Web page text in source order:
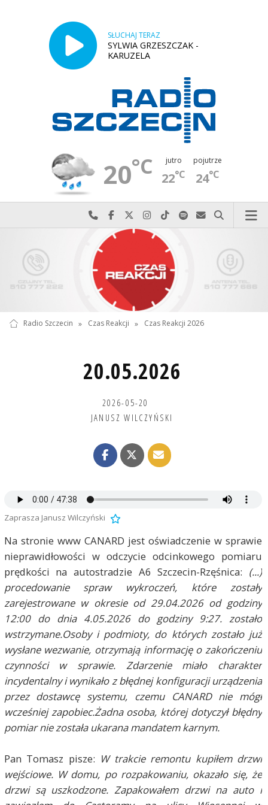
SŁUCHAJ TERAZ
SYLWIA GRZESZCZAK -
KARUZELA
20°C jutro
22°C
pojutrze
24°C
Najlepiej po prostu do nas zadzwoń
Odwiedź nas na Facebook-u
Odwiedź nas na X
Odwiedź nas na Instagram-ie
Odwiedź nas na TikTok-u
Szukaj nas na Spotify
Wyślij do nas
Szukaj
Radio Szczecin » Czas Reakcji » Czas Reakcji 2026
20.05.2026
2026-05-20
JANUSZ WILCZYŃSKI
Zaprasza Janusz Wilczyński
Na stronie www CANARD jest oświadczenie w sprawie
nieprawidłowości w odczycie odcinkowego pomiaru
prędkości na autostradzie A6 Szczecin-Rzęśnica: (...)
procedowanie spraw wykroczeń, które zostały
zarejestrowane w okresie od 29.04.2026 od godziny
12:00 do dnia 4.05.2026 do godziny 9:27. zostało
wstrzymane.Osoby i podmioty, do których zostało już
wysłane wezwanie, otrzymają informację o zakończeniu
czynności w sprawie. Zdarzenie miało charakter
incydentalny i wynikało z błędnej konfiguracji urządzenia
przez dostawcę systemu, czemu CANARD nie mógł
wcześniej zapobiec.Żadna osoba, której dotyczył błędny
pomiar nie została ukarana mandatem karnym.
Pan Tomasz pisze: W trakcie remontu kupiłem drzwi
wejściowe. W domu, po rozpakowaniu, okazało się, że
drzwi są uszkodzone. Zapakowałem drzwi na auto i